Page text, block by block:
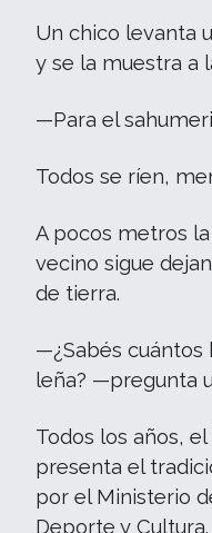
Un chico levanta
y se la muestra a
—Para el
Todos se ríen,
A pocos metros
vecino sigue
de tierra.
—¿Sabés cuántos
leña? —pregunta
Todos los años,
presenta el
por el Ministerio
Deporte y